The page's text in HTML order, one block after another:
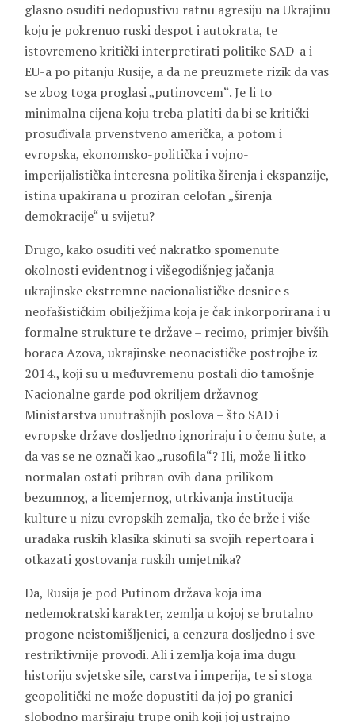
glasno osuditi nedopustivu ratnu agresiju na Ukrajinu
koju je pokrenuo ruski despot i autokrata, te
istovremeno kritički interpretirati politike SAD-a i
EU-a po pitanju Rusije, a da ne preuzmete rizik da vas
se zbog toga proglasi „putinovcem“. Je li to
minimalna cijena koju treba platiti da bi se kritički
prosuđivala prvenstveno američka, a potom i
evropska, ekonomsko-politička i vojno-
imperijalistička interesna politika širenja i ekspanzije,
istina upakirana u proziran celofan „širenja
demokracije“ u svijetu?
Drugo, kako osuditi već nakratko spomenute
okolnosti evidentnog i višegodišnjeg jačanja
ukrajinske ekstremne nacionalističke desnice s
neofašističkim obilježjima koja je čak inkorporirana i u
formalne strukture te države – recimo, primjer bivših
boraca Azova, ukrajinske neonacističke postrojbe iz
2014., koji su u međuvremenu postali dio tamošnje
Nacionalne garde pod okriljem državnog
Ministarstva unutrašnjih poslova – što SAD i
evropske države dosljedno ignoriraju i o čemu šute, a
da vas se ne označi kao „rusofila“? Ili, može li itko
normalan ostati pribran ovih dana prilikom
bezumnog, a licemjernog, utrkivanja institucija
kulture u nizu evropskih zemalja, tko će brže i više
uradaka ruskih klasika skinuti sa svojih repertoara i
otkazati gostovanja ruskih umjetnika?
Da, Rusija je pod Putinom država koja ima
nedemokratski karakter, zemlja u kojoj se brutalno
progone neistomišljenici, a cenzura dosljedno i sve
restriktivnije provodi. Ali i zemlja koja ima dugu
historiju svjetske sile, carstva i imperija, te si stoga
geopolitički ne može dopustiti da joj po granici
slobodno marširaju trupe onih koji joj ustrajno